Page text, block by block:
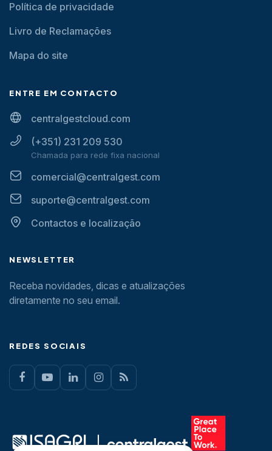
Política de privacidade
Livro de Reclamações
Mapa do site
ENTRE EM CONTACTO
centralgestcloud.com
(+351) 231 209 530
Chamada para rede fixa nacional
comercial@centralgest.com
suporte@centralgest.com
Contactos e localização
NEWSLETTER
Receba novidades, dicas e atualizações
diretamente no seu email.
REDES SOCIAIS